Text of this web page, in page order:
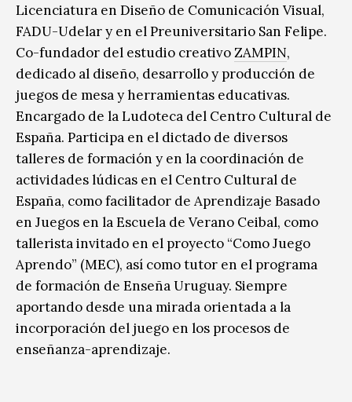
Licenciatura en Diseño de Comunicación Visual,
FADU-Udelar y en el Preuniversitario San Felipe.
Co-fundador del estudio creativoZAMPIN,
dedicado al diseño, desarrollo y producción de
juegos de mesa y herramientas educativas.
Encargado de la Ludoteca del Centro Cultural de
España. Participa en el dictado de diversos
talleres de formación y en la coordinación de
actividades lúdicas en el Centro Cultural de
España, como facilitador de Aprendizaje Basado
en Juegos en la Escuela de Verano Ceibal, como
tallerista invitado en el proyecto “Como Juego
Aprendo” (MEC), así como tutor en el programa
de formación de Enseña Uruguay. Siempre
aportando desde una mirada orientada a la
incorporación del juego en los procesos de
enseñanza-aprendizaje.